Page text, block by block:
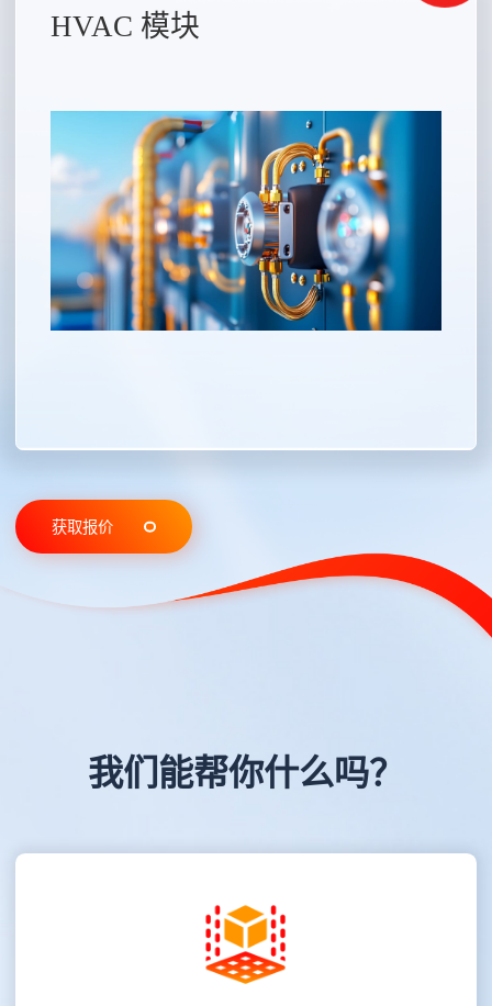
HVAC 模块
获取报价
我们能帮你什么吗？